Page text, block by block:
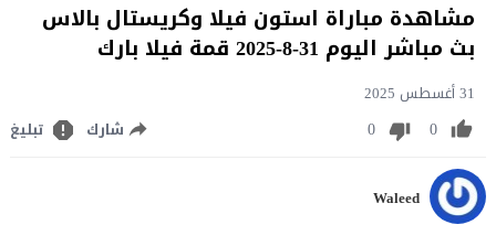
مشاهدة مباراة استون فيلا وكريستال بالاس
بث مباشر اليوم 31-8-2025 قمة فيلا بارك
31 أغسطس 2025
0
0 شارك تبليغ
Waleed